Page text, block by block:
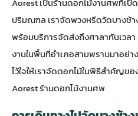
ปริมณฑล เราจัดพวงหรีดวัดบางช้
พร้อมบริการจัดส่งถึงศาลาทันเวล
งานในพื้นที่อำเภอสามพรานมาอย่า
ไว้ใจให้เราจัดดอกไม้ในพิธีสำคัญ
Aorest ร้านดอกไม้งานศพ